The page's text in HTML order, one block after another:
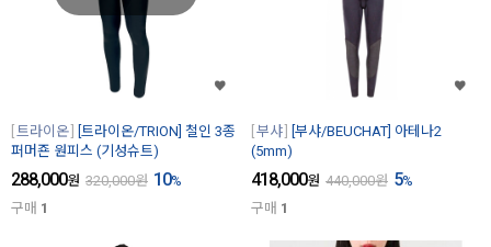
트라이온
[트라이온/TRION] 철인 3종
퍼머죤 원피스 (기성슈트)
288,000원 320,000원 10%
구매 1
부샤
[부샤/BEUCHAT] 아테나2
(5mm)
418,000원 440,000원 5%
구매 1